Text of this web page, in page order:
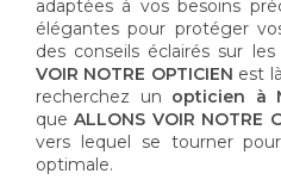
adaptées à vos besoins
élégantes pour protéger
des conseils éclairés sur
VOIR NOTRE OPTICIEN est
recherchez un opticien à
queALLONS VOIR NOTRE
vers lequel se tourner
optimale.